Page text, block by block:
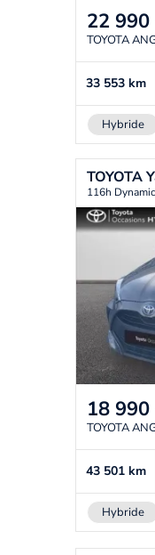
22 990
TOYOTA
33 553 km
Hybride
TOYOTA
116h
18 990
TOYOTA
43 501 km
Hybride